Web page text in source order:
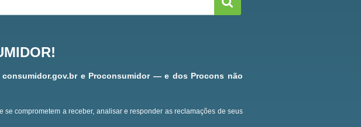
e Proconsumidor — e dos Procons não
comprometem a receber, analisar e responder as reclamações de seus